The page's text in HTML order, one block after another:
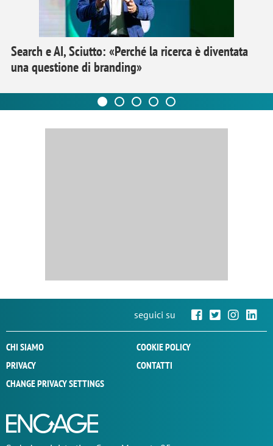
Search e AI, Sciutto: «Perché la ricerca è diventata
una questione di branding»
seguici su
CHI SIAMO
COOKIE POLICY
PRIVACY
CONTATTI
CHANGE PRIVACY SETTINGS